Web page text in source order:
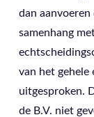
dan
samenhang
van het
uitgesproken.
de B.V. niet